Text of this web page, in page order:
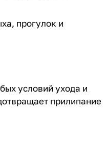
прогулок и
условий ухода и
прилипание